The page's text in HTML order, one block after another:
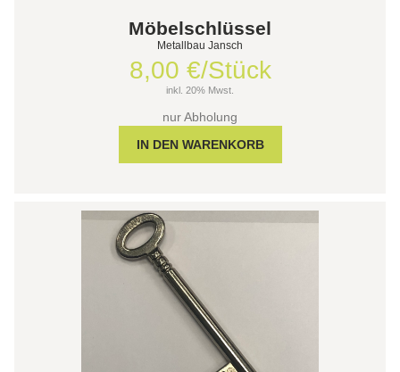
Möbelschlüssel
Metallbau Jansch
8,00 €/Stück
inkl. 20% Mwst.
nur Abholung